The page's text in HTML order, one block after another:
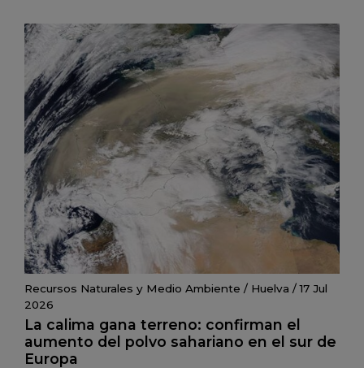
Recursos Naturales y Medio Ambiente / Huelva /17 Jul
2026
La calima gana terreno: confirman el
aumento del polvo sahariano en el sur de
Europa